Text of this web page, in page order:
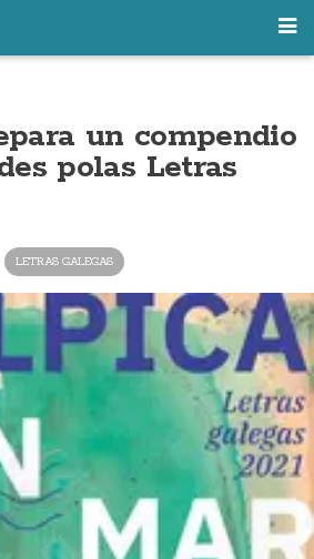
un compendio
polas Letras
LETRAS GALEGAS